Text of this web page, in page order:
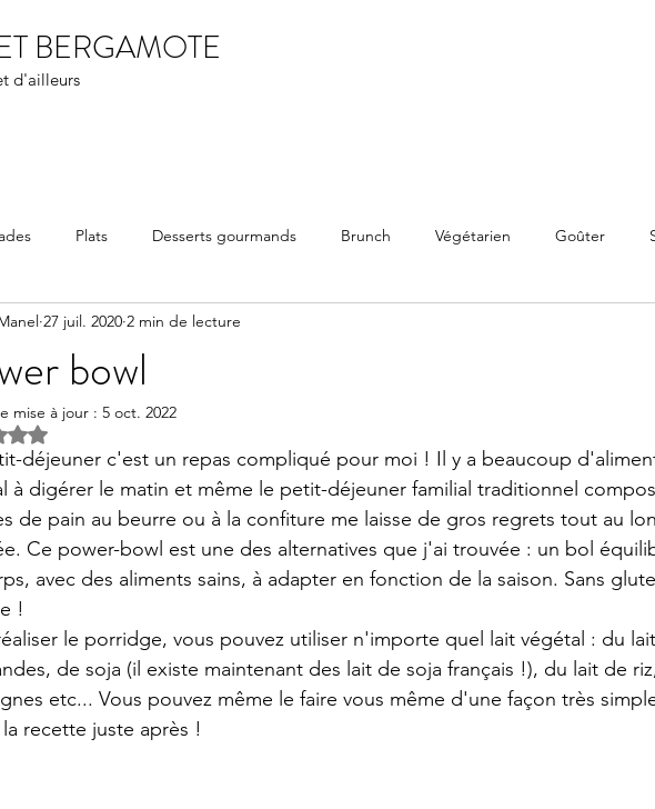
BERGAMOTE
d'ailleurs
Plats Desserts gourmands Brunch Végétarien Goûter
bowl
27 juil. 2020 2 min de lecture
mise à jour : 5 oct. 2022
Noté NaN étoiles sur 5.
déjeuner c'est un repas compliqué pour moi ! Il y a beaucoup
à digérer le matin et même le petit-déjeuner familial traditionnel
de pain au beurre ou à la confiture me laisse de gros regrets tout au
Ce power-bowl est une des alternatives que j'ai trouvée : un bol
avec des aliments sains, à adapter en fonction de la saison. Sans
!
le porridge, vous pouvez utiliser n'importe quel lait végétal : du lait
de soja (il existe maintenant des lait de soja français !), du lait de
etc... Vous pouvez même le faire vous même d'une façon très
recette juste après !